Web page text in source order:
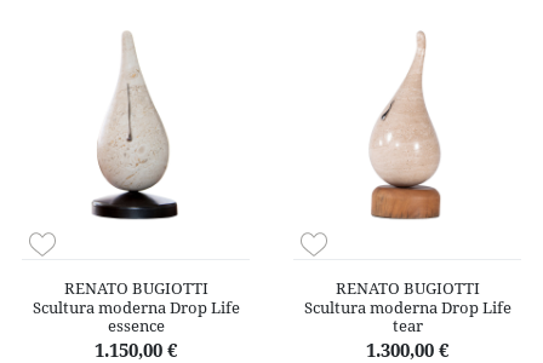
RENATO BUGIOTTI
Scultura moderna Drop Life
essence
1.150,00 €
RENATO BUGIOTTI
Scultura moderna Drop Life
tear
1.300,00 €